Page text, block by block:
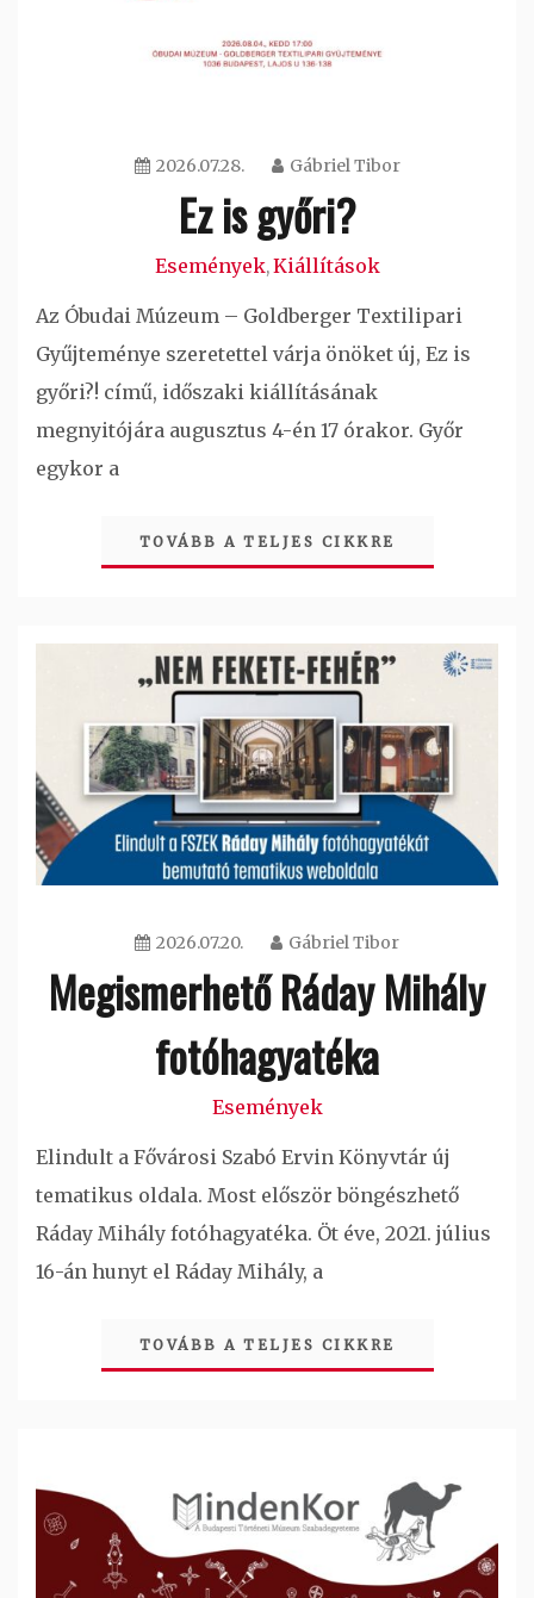
2026.07.28. Gábriel Tibor
Ez is győri?
Események,Kiállítások
Az Óbudai Múzeum – Goldberger Textilipari
Gyűjteménye szeretettel várja önöket új, Ez is
győri?! című, időszaki kiállításának
megnyitójára augusztus 4-én 17 órakor. Győr
egykor a
TOVÁBB A TELJES CIKKRE
2026.07.20. Gábriel Tibor
Megismerhető Ráday Mihály
fotóhagyatéka
Események
Elindult a Fővárosi Szabó Ervin Könyvtár új
tematikus oldala. Most először böngészhető
Ráday Mihály fotóhagyatéka. Öt éve, 2021. július
16-án hunyt el Ráday Mihály, a
TOVÁBB A TELJES CIKKRE